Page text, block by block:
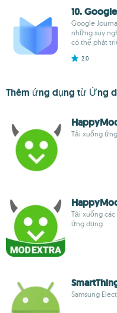
10.
Google
những suy
có thể phát
2.0
Thêm ứng dụng từ Ứng
Tải xuống
Tải xuống
ứng dụng
Samsung